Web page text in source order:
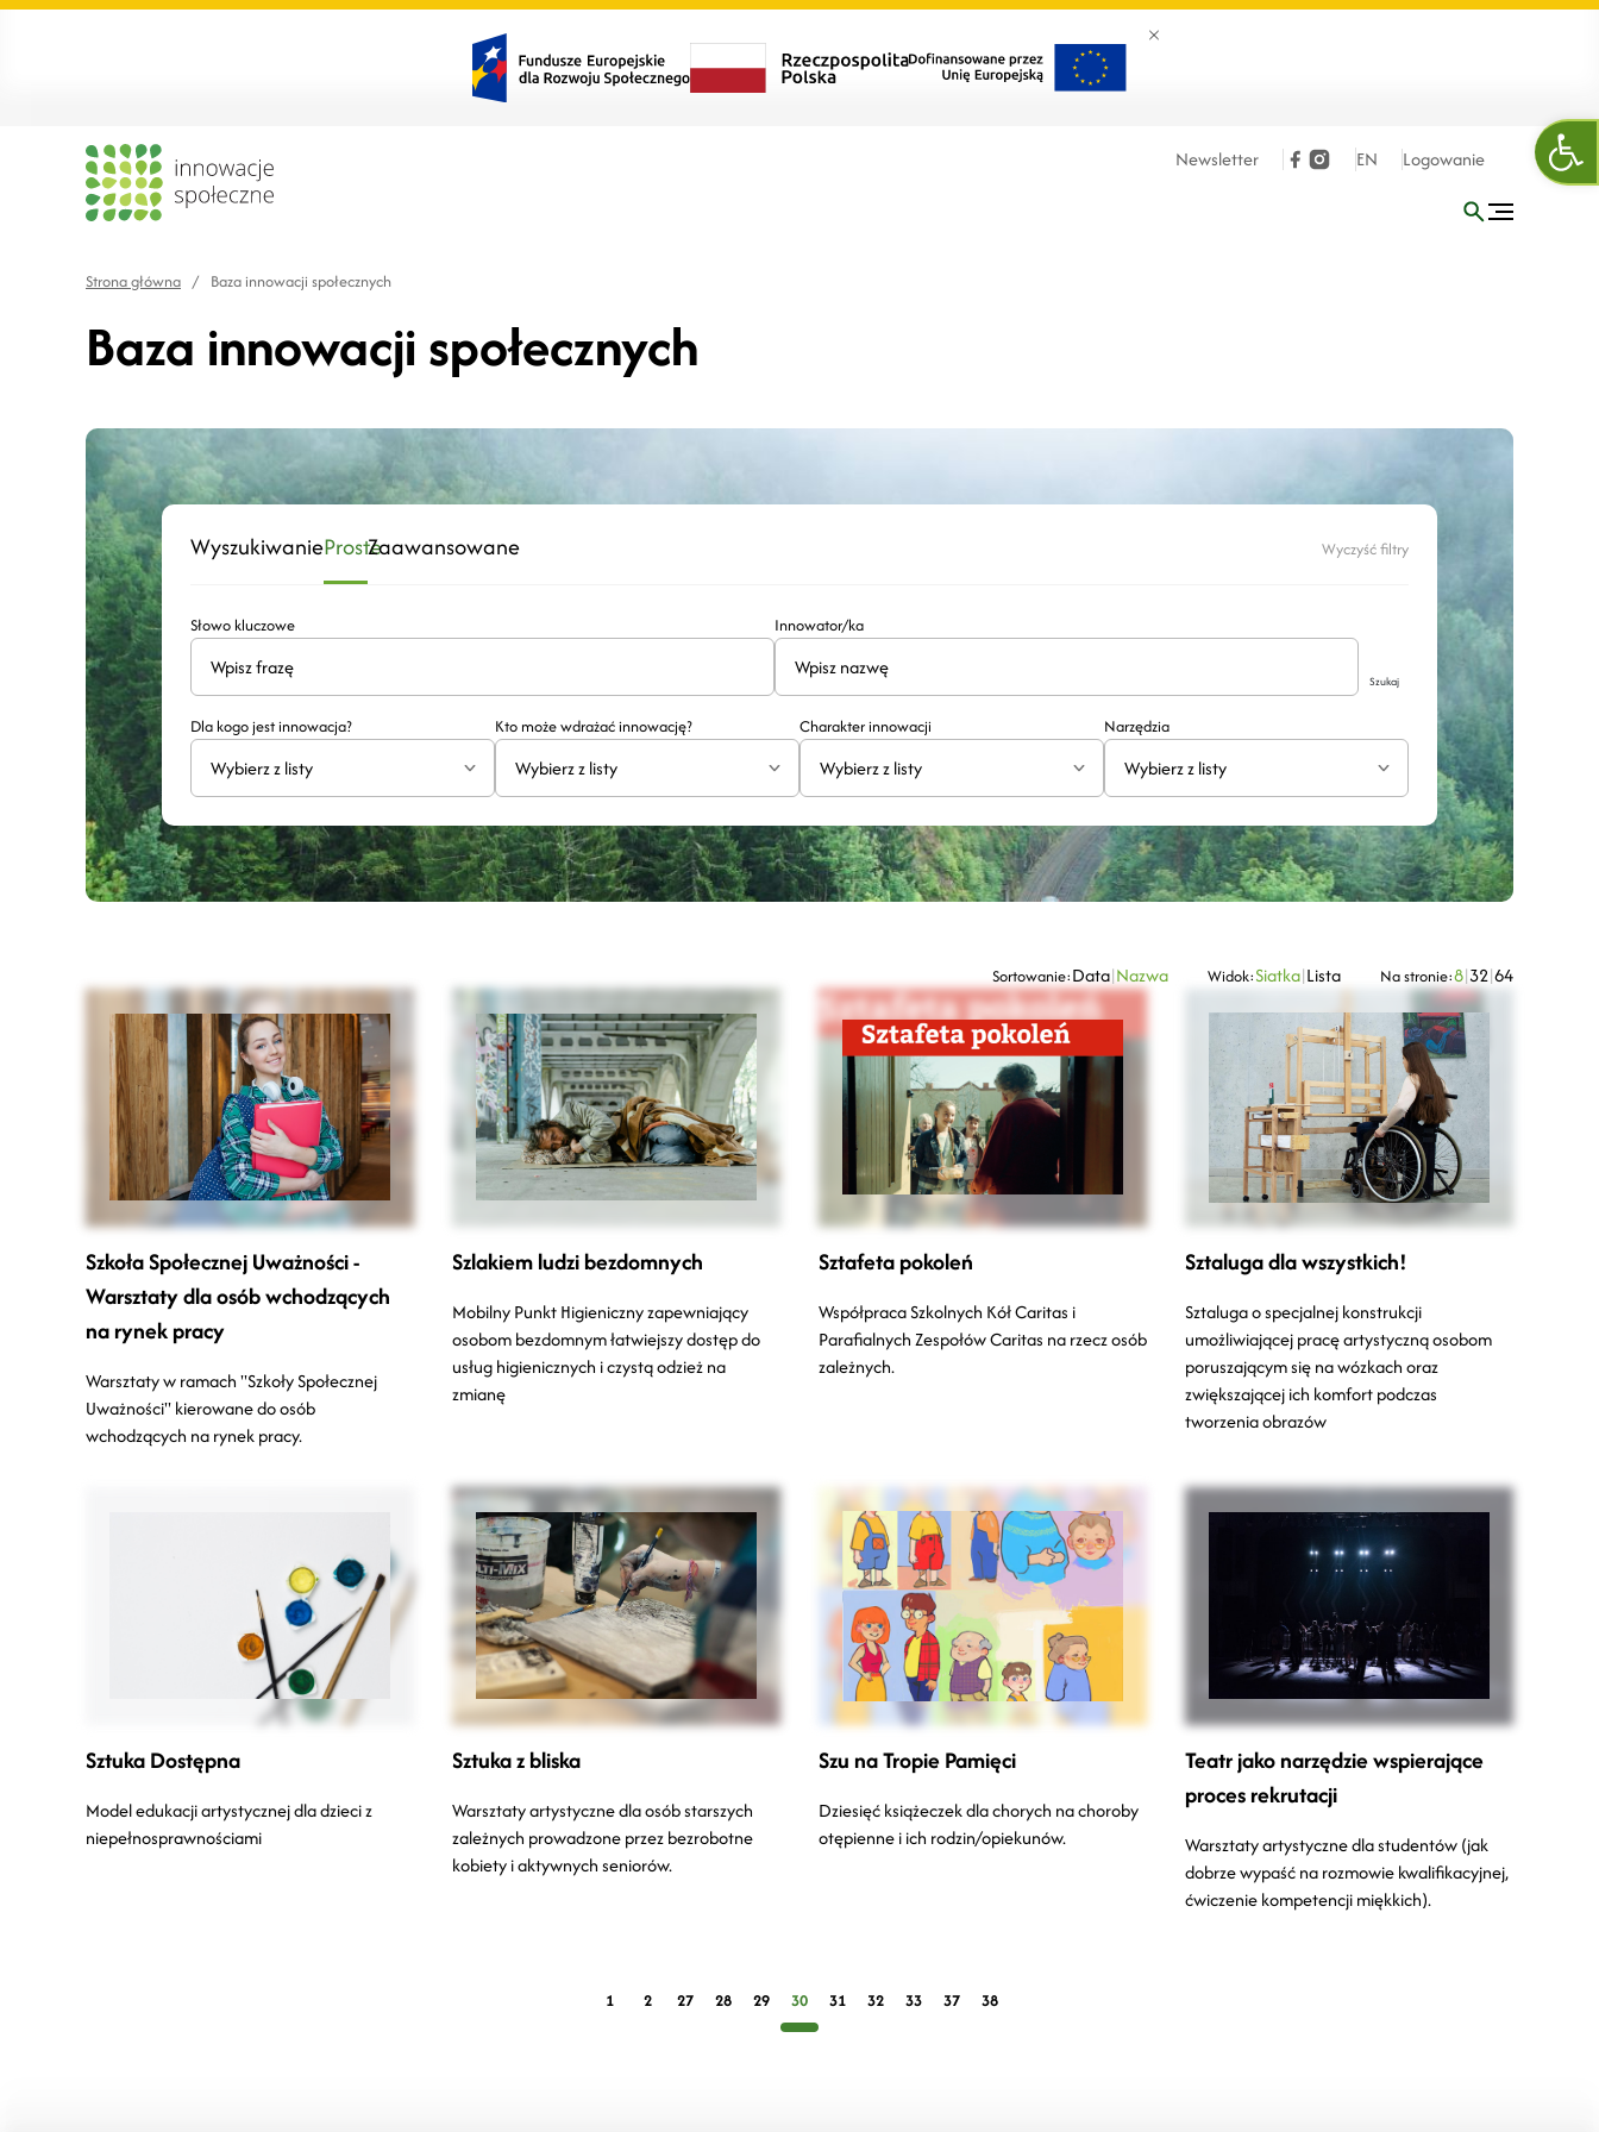
Zamknij banner
Newsletter EN Logowanie
Strona główna / Baza innowacji społecznych
Baza innowacji społecznych
WyszukiwanieProsteZaawansowane Wyczyść filtry
Słowo kluczowe Innowator/ka
Szukaj
Dla kogo jest innowacja?
Wybierz z listy
Kto może wdrażać innowację?
Wybierz z listy
Charakter innowacji
Wybierz z listy
Narzędzia
Wybierz z listy
Sortowanie:Data|Nazwa Widok:Siatka|Lista Na stronie:8|32|64
Szkoła Społecznej Uważności -
Warsztaty dla osób wchodzących
na rynek pracy
Warsztaty w ramach "Szkoły Społecznej
Uważności" kierowane do osób
wchodzących na rynek pracy.
Szlakiem ludzi bezdomnych
Mobilny Punkt Higieniczny zapewniający
osobom bezdomnym łatwiejszy dostęp do
usług higienicznych i czystą odzież na
zmianę
Sztafeta pokoleń
Współpraca Szkolnych Kół Caritas i
Parafialnych Zespołów Caritas na rzecz osób
zależnych.
Sztaluga dla wszystkich!
Sztaluga o specjalnej konstrukcji
umożliwiającej pracę artystyczną osobom
poruszającym się na wózkach oraz
zwiększającej ich komfort podczas
tworzenia obrazów
Sztuka Dostępna
Model edukacji artystycznej dla dzieci z
niepełnosprawnościami
Sztuka z bliska
Warsztaty artystyczne dla osób starszych
zależnych prowadzone przez bezrobotne
kobiety i aktywnych seniorów.
Szu na Tropie Pamięci
Dziesięć książeczek dla chorych na choroby
otępienne i ich rodzin/opiekunów.
Teatr jako narzędzie wspierające
proces rekrutacji
Warsztaty artystyczne dla studentów (jak
dobrze wypaść na rozmowie kwalifikacyjnej,
ćwiczenie kompetencji miękkich).
1 2 27 28 29 30 31 32 33 37 38